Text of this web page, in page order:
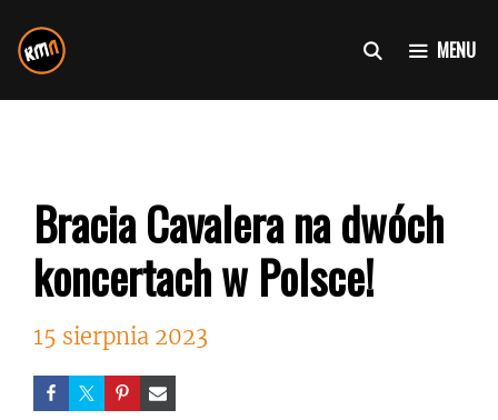
do
treści
MENU
Bracia Cavalera na dwóch
koncertach w Polsce!
15 sierpnia 2023